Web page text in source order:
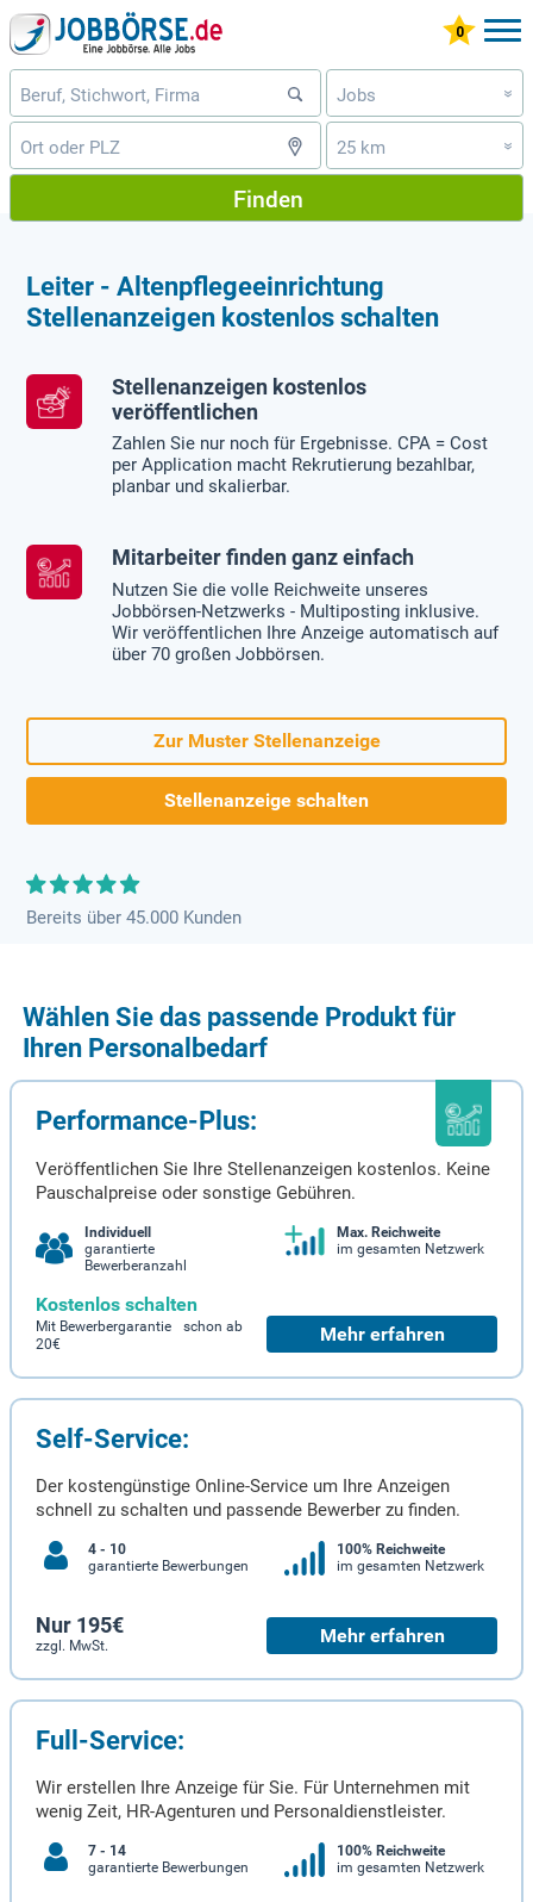
Jobs »
25 km »
Finden
Leiter - Altenpflegeeinrichtung
Stellenanzeigen kostenlos schalten
Stellenanzeigen kostenlos
veröffentlichen
Zahlen Sie nur noch für Ergebnisse. CPA = Cost
per Application macht Rekrutierung bezahlbar,
planbar und skalierbar.
Mitarbeiter finden ganz einfach
Nutzen Sie die volle Reichweite unseres
Jobbörsen-Netzwerks - Multiposting inklusive.
Wir veröffentlichen Ihre Anzeige automatisch auf
über 70 großen Jobbörsen.
Zur Muster Stellenanzeige
Stellenanzeige schalten
Bereits über 45.000 Kunden
Wählen Sie das passende Produkt für
Ihren Personalbedarf
Performance-Plus:
Veröffentlichen Sie Ihre Stellenanzeigen kostenlos. Keine
Pauschalpreise oder sonstige Gebühren.
Individuell
garantierte
Bewerberanzahl
Max. Reichweite
im gesamten Netzwerk
Kostenlos schalten
Mit Bewerbergarantie schon ab
20€
Mehr erfahren
Self-Service:
Der kostengünstige Online-Service um Ihre Anzeigen
schnell zu schalten und passende Bewerber zu finden.
4 - 10
garantierte Bewerbungen
100% Reichweite
im gesamten Netzwerk
Nur 195€
zzgl. MwSt. Mehr erfahren
Full-Service:
Wir erstellen Ihre Anzeige für Sie. Für Unternehmen mit
wenig Zeit, HR-Agenturen und Personaldienstleister.
7 - 14
garantierte Bewerbungen
100% Reichweite
im gesamten Netzwerk